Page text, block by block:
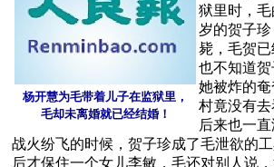
杨开慧为毛带着儿子在监狱里，
毛却未离婚就已经结婚！
狱里时，
岁的贺子
毙，毛贺
也不知道贺
她被炸的
村竟没有去
后来也一
战火纷飞的时候，贺子珍成了毛泄欲的
后才保住一个女儿李敏，毛还对别人说